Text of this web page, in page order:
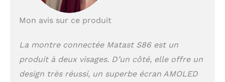
votre santé et de mener une vie plus
heureuse ! Appels Bluetooth, ils Sont
Partout: Cette montre connectée
équipée de la nouvelle puce Bluetooth
5.2 et de haut-parleurs haute fidélité,
ce qui rend les appels plus stables et
la qualité du son plus claire. En outre,
Mon avis sur ce produit
La montre connectée Matast S86 est un
produit à deux visages. D’un côté, elle offre un
design très réussi, un superbe écran AMOLED